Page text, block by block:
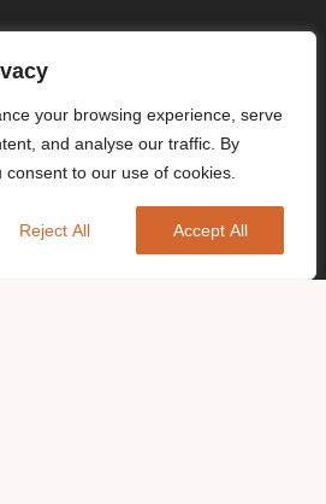
your browsing experience, serve
and analyse our traffic. By
consent to our use of cookies.
Reject All Accept All